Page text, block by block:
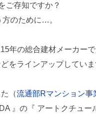
ご存知ですか？
のために…。
年の総合建材メーカー
をラインアップしていま
（流通部Rマンション事
』の『 アートクチュー